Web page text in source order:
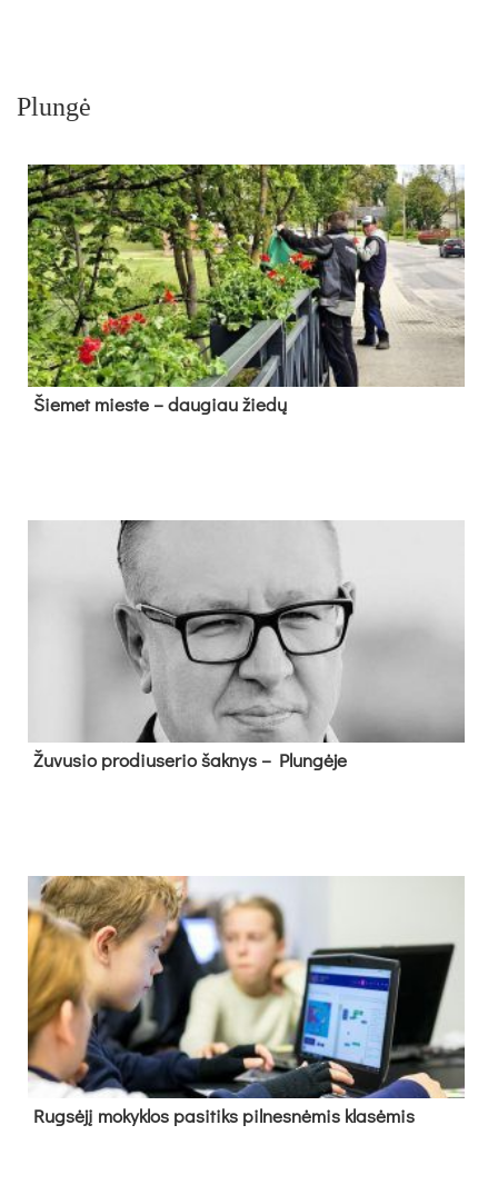
Plungė
Šie­met mies­te – dau­giau žie­dų
Žu­vu­sio pro­diu­se­rio šak­nys – Plun­gė­je
Rug­sė­jį mo­kyk­los pa­si­tiks pil­nes­nė­mis kla­sė­mis